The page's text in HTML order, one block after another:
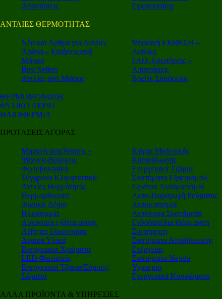
Απαντήσεις
Εγκαταστάτη
ΑΝΤΛΙΕΣ ΘΕΡΜΟΤΗΤΑΣ
Nέα και Αρθρα για Αντλίες
Αρθρα – Ειδήσεις ανά
Μάρκα
Best Sellers
Αντλίες ανά Μάρκα
Ψηφιακή ΕΚΘΕΣΗ –
Αντλίες
FAQ: Ερωτήσεις –
Απαντήσεις
Βρείτε Σύμβουλο
ΘΕΡΜΟΜΟΝΩΣΗ
ΦΥΣΙΚΟ ΑΕΡΙΟ
ΗΛΙΟΘΕΡΜΙΑ
ΠΡΟΤΑΣΕΙΣ ΑΓΟΡΑΣ
Μηχανή αναζήτησης –
Ψάχνεις-Βρίσκεις
Φωτοβολταϊκά
Σύγχρονα Κλιματιστικά
Αντλίες Θερμότητας
Θερμομόνωση
Φυσικό Αέριο
Ηλιοθερμία
Αυτονομίες Θέρμανσης
Λέβητες Οικονομίας
Δομικά Υλικά
Ενεργειακά Χρώματα
LED Φωτισμός
Ενεργειακά Τζάκια/Σόμπες/
Σώματα
Κτίρια Μηδενικής
Κατανάλωσης
Ενεργειακά Τζάμια
Συστήματα Εξαερισμού
Εξυπνοι Αυτοματισμοί
Αυτο-Παραγωγή Ρεύματος
Αυτοματισμοί
Αυτόνομα Συστήματα
Ενδοδαπέδια Θέρμανση
Συντήρηση
Συστήματα Αποθήκευσης
Ενέργειας
Συστήματα Νερού
Υγραέριο
Ενεργειακά Κουφώματα
ΑΛΛΑ ΠΡΟΪΟΝΤΑ & ΥΠΗΡΕΣΙΕΣ